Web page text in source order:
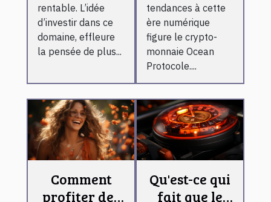
rentable. L’idée
d’investir dans ce
domaine, effleure
la pensée de plus...
tendances à cette
ère numérique
figure le crypto-
monnaie Ocean
Protocole....
Comment
profiter des
Qu'est-ce qui
fait que le